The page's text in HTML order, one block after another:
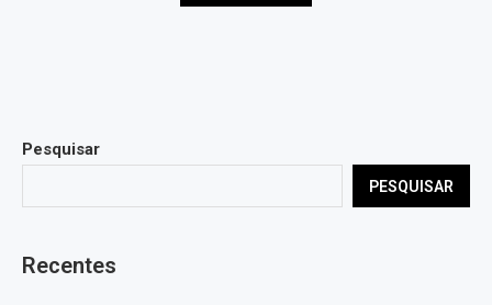
Pesquisar
PESQUISAR
Recentes